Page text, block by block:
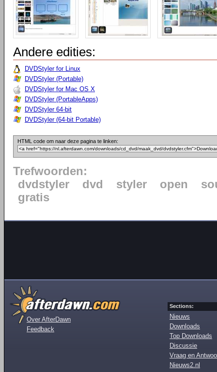
Andere edities:
DVDStyler for Linux
DVDStyler (Portable)
DVDStyler for Mac OS X
DVDStyler (PortableApps)
DVDStyler 64-bit
DVDStyler (64-bit Portable)
HTML code om naar deze pagina te linken:
Trefwoorden:
dvdstyler
dvd styler open
gratis
Over AfterDawn
Feedback
Sections:
Nieuws
Downloads
Top Downloads
Discussie
Vraag en
Nieuws2.nl